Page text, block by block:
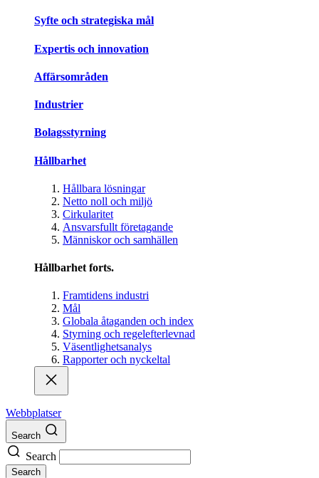
Syfte och strategiska mål
Expertis och innovation
Affärsområden
Industrier
Bolagsstyrning
Hållbarhet
Hållbara lösningar
Netto noll och miljö
Cirkularitet
Ansvarsfullt företagande
Människor och samhällen
Hållbarhet forts.
Framtidens industri
Mål
Globala åtaganden och index
Styrning och regelefterlevnad
Väsentlighetsanalys
Rapporter och nyckeltal
Webbplatser
Search
Search
Search